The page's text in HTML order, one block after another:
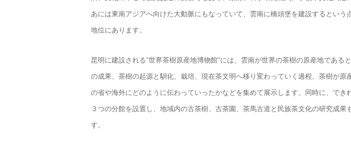
あには東南アジアへ向けた大動脈にもなっていて、雲南に橋頭堡を建設するという
地位にあります。
昆明に建設される”世界茶樹原産地博物館”には、雲南が世界の茶樹の原産地である
の成果、茶樹の起源と馴化、栽培、現在茶文明へ移り変わっていく過程、茶樹が原
の省や海外にどのように伝わっていったかなどを集めて展示します。同時に、でき
３つの分館を設置し、地域内の古茶樹、古茶園、茶馬古道と民族茶文化の研究成果
す。